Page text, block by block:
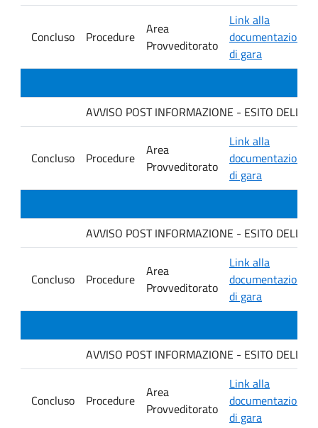
Concluso Procedure
Area
Provveditorato
Link alla
documentazione
di gara
AVVISO POST INFORMAZIONE - ESITO
Concluso Procedure
Area
Provveditorato
Link alla
documentazione
di gara
AVVISO POST INFORMAZIONE - ESITO
Concluso Procedure
Area
Provveditorato
Link alla
documentazione
di gara
AVVISO POST INFORMAZIONE - ESITO
Concluso Procedure
Area
Provveditorato
Link alla
documentazione
di gara